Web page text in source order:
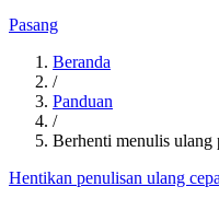
Pasang
Beranda
/
Panduan
/
Berhenti menulis ulang
Hentikan penulisan ulang